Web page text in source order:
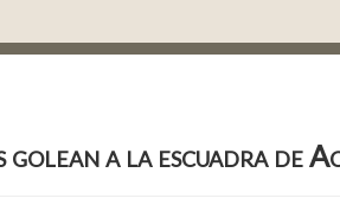
golean a la escuadra de